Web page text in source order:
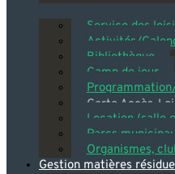
Service des
Activités/
Bibliothèque
Camp de jour
Carte Accès-
Location (salle
Parcs
Organismes,
Gestion matières